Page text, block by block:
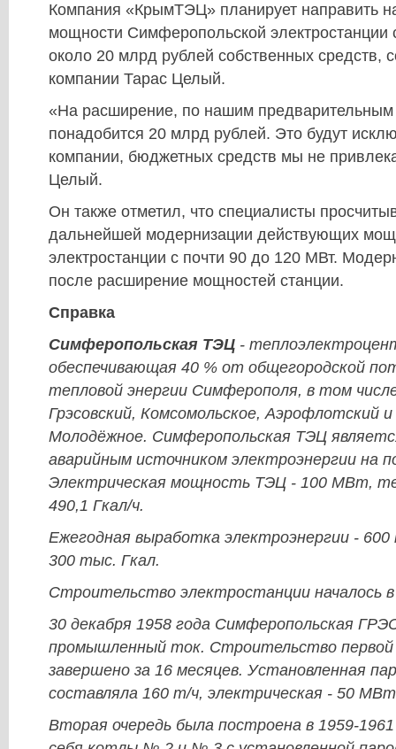
Компания «КрымТЭЦ» планирует направить
мощности Симферопольской электростанции
около 20 млрд рублей собственных средств,
компании Тарас Целый.
«На расширение, по нашим предварительным
понадобится 20 млрд рублей. Это будут
компании, бюджетных средств мы не
Целый.
Он также отметил, что специалисты
дальнейшей модернизации действующих
электростанции с почти 90 до 120 МВт.
после расширение мощностей станции.
Справка
Симферопольская ТЭЦ -
обеспечивающая 40 % от общегородской
тепловой энергии Симферополя, в том
Грэсовский, Комсомольское, Аэрофлотский
Молодёжное. Симферопольская ТЭЦ
аварийным источником электроэнергии на
Электрическая мощность ТЭЦ - 100 МВт,
490,1 Гкал/ч.
Ежегодная выработка электроэнергии -
300 тыс. Гкал.
Строительство электростанции началось в
30 декабря 1958 года Симферопольская
промышленный ток. Строительство первой
завершено за 16 месяцев. Установленная
составляла 160 т/ч, электрическая - 50
Вторая очередь была построена в 1959-1961